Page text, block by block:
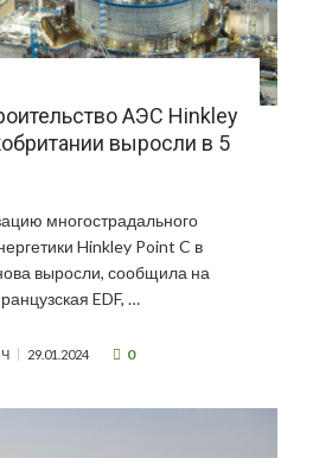
АЭС Hinkley
выросли в 5
многострадального
Hinkley Point C в
выросли, сообщила на
EDF, …
29.01.2024 0